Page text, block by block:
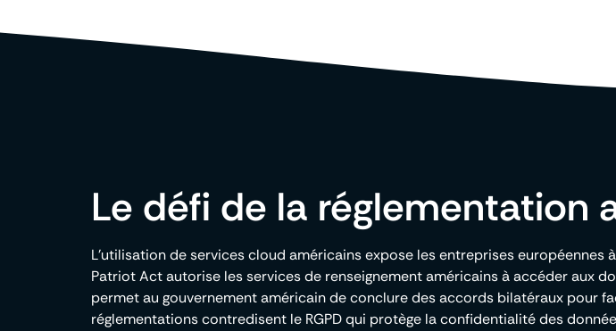
Le défi de la réglementation
L’utilisation de services cloud américains expose les entreprises
Patriot Act autorise les services de renseignement américains à accéder aux
permet au gouvernement américain de conclure des accords bilatéraux pour
réglementations contredisent le RGPD qui protège la confidentialité des